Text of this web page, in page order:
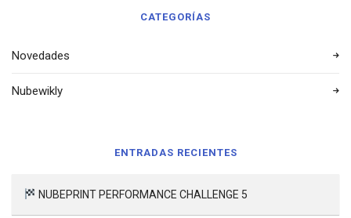
CATEGORÍAS
Novedades
Nubewikly
ENTRADAS RECIENTES
NUBEPRINT PERFORMANCE CHALLENGE 5